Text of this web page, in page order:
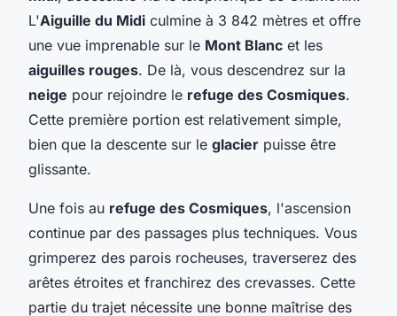
L'Aiguille du Midi culmine à 3 842 mètres et offre
une vue imprenable sur le Mont Blanc et les
aiguilles rouges. De là, vous descendrez sur la
neige pour rejoindre le refuge des Cosmiques.
Cette première portion est relativement simple,
bien que la descente sur le glacier puisse être
glissante.
Une fois au refuge des Cosmiques, l'ascension
continue par des passages plus techniques. Vous
grimperez des parois rocheuses, traverserez des
arêtes étroites et franchirez des crevasses. Cette
partie du trajet nécessite une bonne maîtrise des